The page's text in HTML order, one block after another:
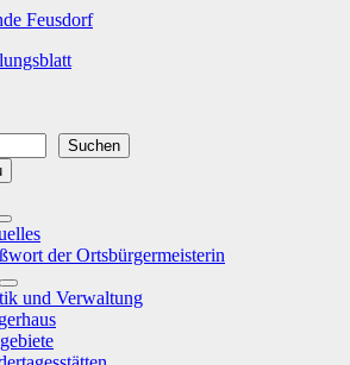
Suchen
Show
sub
menu der Ortsbürgermeisterin
Show
sub
menu
und Verwaltung